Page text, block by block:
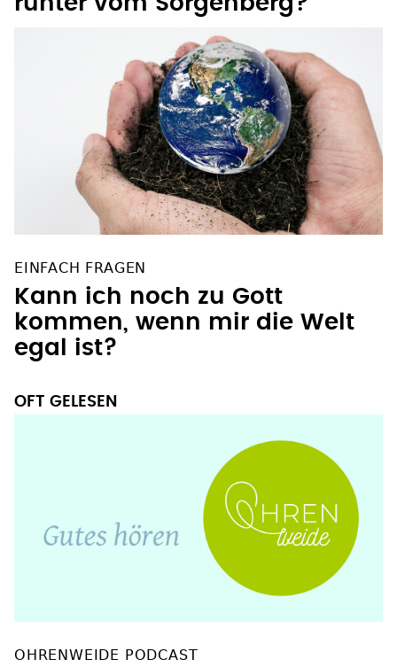
EINFACH FRAGEN
Kann ich noch zu Gott
kommen, wenn mir die Welt
egal ist?
OFT GELESEN
OHRENWEIDE PODCAST